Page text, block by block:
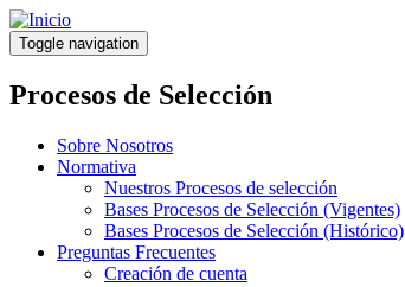
Pasar
al
contenido
principal
Toggle navigation
Procesos de Selección
Sobre Nosotros
Normativa
Nuestros Procesos de selección
Bases Procesos de Selección (Vigentes)
Bases Procesos de Selección (Histórico)
Preguntas Frecuentes
Creación de cuenta